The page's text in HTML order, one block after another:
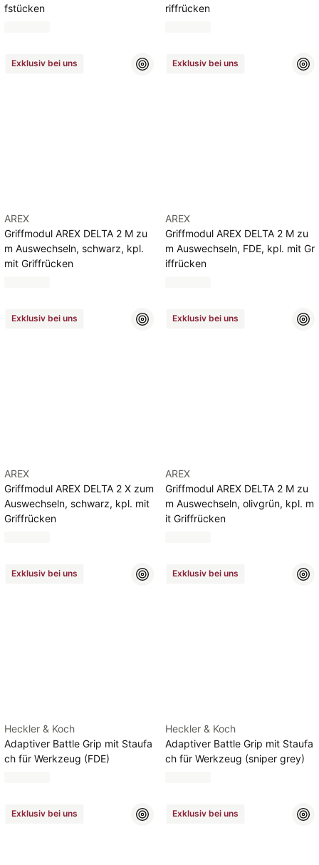
fstücken
riffrücken
Exklusiv bei uns
AREX
Griffmodul AREX DELTA 2 M zu
m Auswechseln, schwarz, kpl.
mit Griffrücken
Exklusiv bei uns
AREX
Griffmodul AREX DELTA 2 M zu
m Auswechseln, FDE, kpl. mit Gr
iffrücken
Exklusiv bei uns
AREX
Griffmodul AREX DELTA 2 X zum
Auswechseln, schwarz, kpl. mit
Griffrücken
Exklusiv bei uns
AREX
Griffmodul AREX DELTA 2 M zu
m Auswechseln, olivgrün, kpl. m
it Griffrücken
Exklusiv bei uns
Heckler & Koch
Adaptiver Battle Grip mit Staufa
ch für Werkzeug (FDE)
Exklusiv bei uns
Heckler & Koch
Adaptiver Battle Grip mit Staufa
ch für Werkzeug (sniper grey)
Exklusiv bei uns Exklusiv bei uns